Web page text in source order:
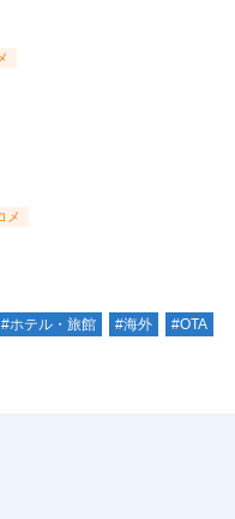
#ホテル・旅館 #海外 #OTA